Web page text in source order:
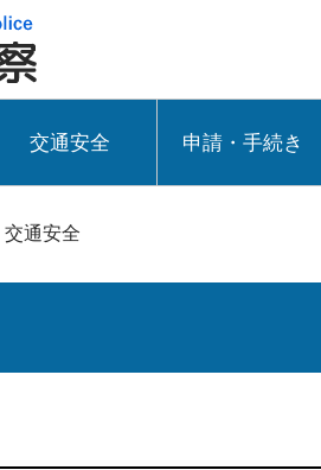
交通安全 申請・手続き
交通安全